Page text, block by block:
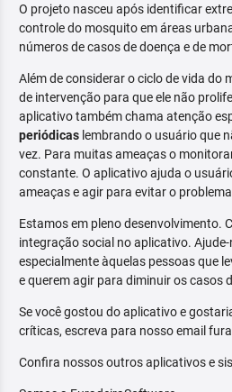
O projeto nasceu após identificar
controle do mosquito em áreas
números de casos de doença e de
Além de considerar o ciclo de vida do
de intervenção para que ele não
aplicativo também chama atenção
periódicas lembrando o usuário que
vez. Para muitas ameaças o
constante. O aplicativo ajuda o
ameaças e agir para evitar o
Estamos em pleno desenvolvimento.
integração social no aplicativo.
especialmente àquelas pessoas que
e querem agir para diminuir os casos
Se você gostou do aplicativo e
críticas, escreva para nosso email
Confira nossos outros aplicativos e